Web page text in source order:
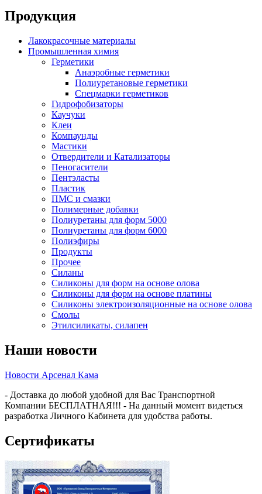
Продукция
Лакокрасочные материалы
Промышленная химия
Герметики
Анаэробные герметики
Полиуретановые герметики
Спецмарки герметиков
Гидрофобизаторы
Каучуки
Клеи
Компаунды
Мастики
Отвердители и Катализаторы
Пеногасители
Пентэласты
Пластик
ПМС и смазки
Полимерные добавки
Полиуретаны для форм 5000
Полиуретаны для форм 6000
Полиэфиры
Продукты
Прочее
Силаны
Силиконы для форм на основе олова
Силиконы для форм на основе платины
Силиконы электроизоляционные на основе олова
Смолы
Этилсиликаты, силапен
Наши новости
Новости Арсенал Кама
- Доставка до любой удобной для Вас Транспортной
Компании БЕСПЛАТНАЯ!!! - На данный момент видеться
разработка Личного Кабинета для удобства работы.
Сертификаты